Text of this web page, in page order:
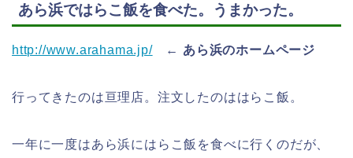
あら浜ではらこ飯を食べた。うまかった。
http://www.arahama.jp/← あら浜のホームページ
行ってきたのは亘理店。注文したのははらこ飯。
一年に一度はあら浜にはらこ飯を食べに行くのだが、